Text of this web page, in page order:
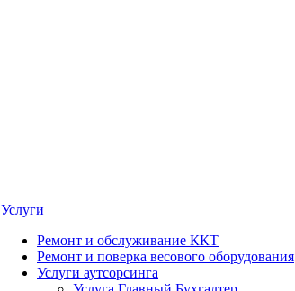
Услуги
Ремонт и обслуживание ККТ
Ремонт и поверка весового оборудования
Услуги аутсорсинга